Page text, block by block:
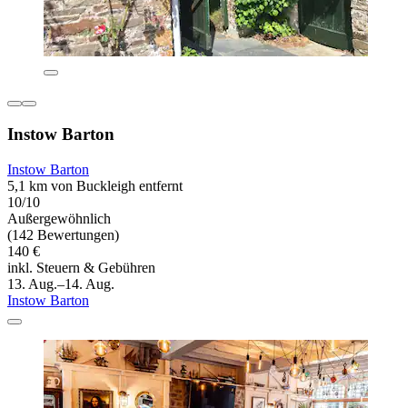
Instow Barton
Instow Barton
5,1 km von Buckleigh entfernt
10/10
Außergewöhnlich
(142 Bewertungen)
140 €
inkl. Steuern & Gebühren
13. Aug.–14. Aug.
Instow Barton